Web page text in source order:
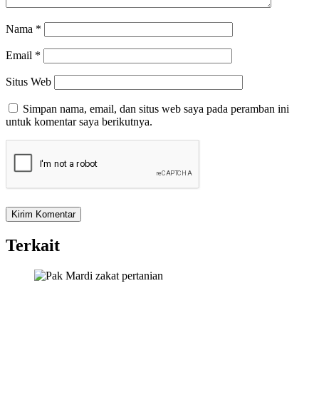
Nama *
Email *
Situs Web
Simpan nama, email, dan situs web saya pada peramban ini
untuk komentar saya berikutnya.
Terkait